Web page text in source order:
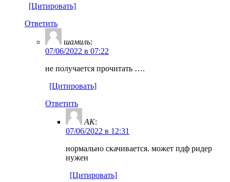
[Цитировать]
Ответить
шамиль:
07/06/2022 в 07:22
не получается прочитать ….
[Цитировать]
Ответить
AK:
07/06/2022 в 12:31
нормально скачивается. может пдф ридер
нужен
[Цитировать]